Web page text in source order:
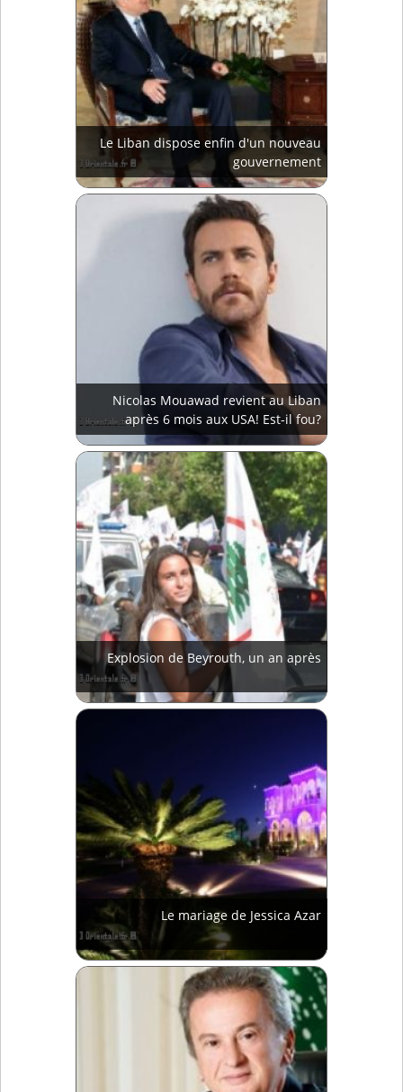
Le Liban dispose enfin d'un nouveau
gouvernement
Nicolas Mouawad revient au Liban
après 6 mois aux USA! Est-il fou?
Explosion de Beyrouth, un an après
Le mariage de Jessica Azar